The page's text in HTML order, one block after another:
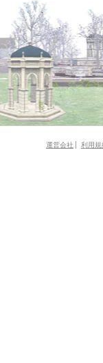
運営会社 利用規